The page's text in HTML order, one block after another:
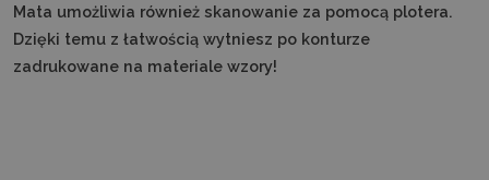
Mata umożliwia również skanowanie za pomocą plotera.
Dzięki temu z łatwością wytniesz po konturze
zadrukowane na materiale wzory!